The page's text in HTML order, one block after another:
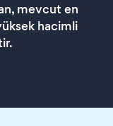
mevcut en
hacimli